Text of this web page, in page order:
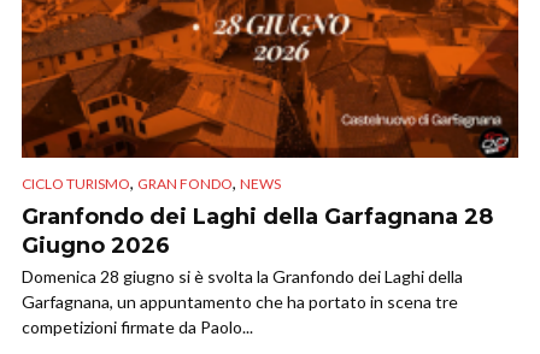
CICLO TURISMO, GRAN FONDO, NEWS
Granfondo dei Laghi della Garfagnana 28
Giugno 2026
Domenica 28 giugno si è svolta la Granfondo dei Laghi della
Garfagnana, un appuntamento che ha portato in scena tre
competizioni firmate da Paolo...